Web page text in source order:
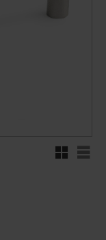
Rutnätsvy